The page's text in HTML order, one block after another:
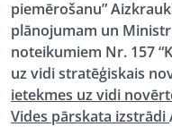
piemērošanu”
plānojumam un
noteikumiem Nr. 157
uz vidi stratēģiskais
ietekmes uz vidi
Vides pārskata izstrādi